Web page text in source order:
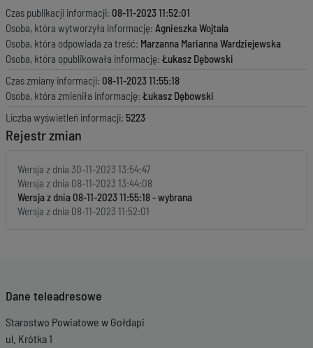
Czas publikacji informacji: 08-11-2023 11:52:01
Osoba, która wytworzyła informację: Agnieszka Wojtala
Osoba, która odpowiada za treść: Marzanna Marianna Wardziejewska
Osoba, która opublikowała informację: Łukasz Dębowski
Czas zmiany informacji: 08-11-2023 11:55:18
Osoba, która zmieniła informację: Łukasz Dębowski
Liczba wyświetleń informacji: 5223
Rejestr zmian
Wersja z dnia 30-11-2023 13:54:47
Wersja z dnia 08-11-2023 13:44:08
Wersja z dnia 08-11-2023 11:55:18
Wersja z dnia 08-11-2023 11:52:01
Dane teleadresowe
Starostwo Powiatowe w Gołdapi
ul. Krótka 1